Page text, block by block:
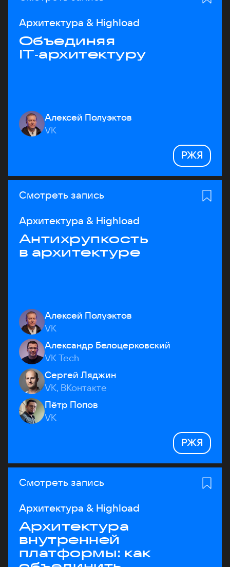
Архитектура & Highload
Объединяя
IT‑архитектуру
Алексей Полуэктов
VK
РЖЯ
Смотреть запись
Архитектура & Highload
Антихрупкость
в архитектуре
Алексей Полуэктов
VK
Александр Белоцерковский
VK Tech
Сергей Ляджин
VK, ВКонтакте
Пётр Попов
VK
РЖЯ
Смотреть запись
Архитектура & Highload
Архитектура
внутренней
платформы: как